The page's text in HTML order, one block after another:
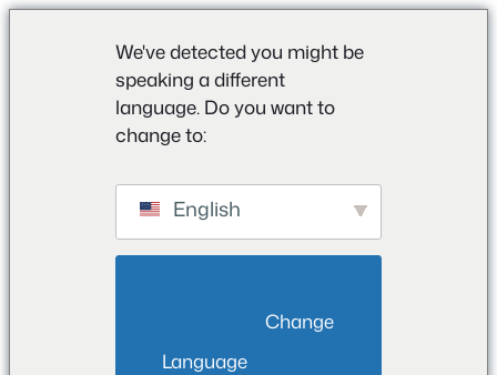
We've detected you might be
speaking a different
language. Do you want to
change to:
English
Language